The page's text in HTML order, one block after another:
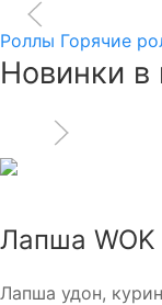
Роллы Горячие
Новинки в
Лапша WOK
Лапша удон,